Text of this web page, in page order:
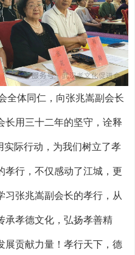
全体同仁，向张兆嵩副会长
长用三十二年的坚守，诠释
实际行动，为我们树立了孝
孝行，不仅感动了江城，更
习张兆嵩副会长的孝行，从
承孝德文化，弘扬孝善精
展贡献力量！孝行天下，德